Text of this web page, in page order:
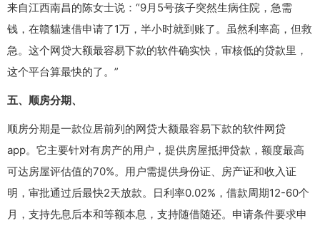
来自江西南昌的陈女士说：“9月5号孩子突然生病住院，急需
钱，在贛貓速借申请了1万，半小时就到账了。虽然利率高，但救
急。这个网贷大额最容易下款的软件确实快，审核低的贷款里，
这个平台算最快的了。”
五、顺房分期、
顺房分期是一款位居前列的网贷大额最容易下款的软件网贷
app。它主要针对有房产的用户，提供房屋抵押贷款，额度最高
可达房屋评估值的70%。用户需提供身份证、房产证和收入证
明，审批通过后最快2天放款。日利率0.02%，借款周期12-60个
月，支持先息后本和等额本息，支持随借随还。申请条件要求申